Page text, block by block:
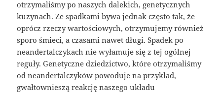
otrzymaliśmy po naszych dalekich, genetycznych
kuzynach. Ze spadkami bywa jednak często tak, że
oprócz rzeczy wartościowych, otrzymujemy również
sporo śmieci, a czasami nawet długi. Spadek po
neandertalczykach nie wyłamuje się z tej ogólnej
reguły. Genetyczne dziedzictwo, które otrzymaliśmy
od neandertalczyków powoduje na przykład,
gwałtownieszą reakcję naszego układu